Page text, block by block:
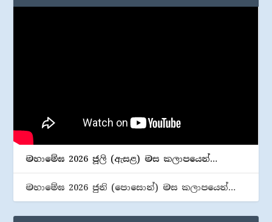
මහාමේඝ 2026 ජූලි (​ඇසළ) මස කලාපයෙන්…
මහාමේඝ 2026 ජුනි (​පොසොන්) මස කලාපයෙන්…